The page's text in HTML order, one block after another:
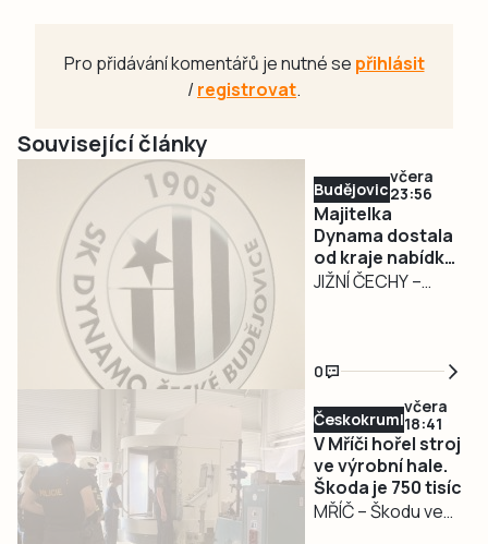
Pro přidávání komentářů je nutné se přihlásit
/registrovat.
Související články
Budějovicko
včera
23:56
Majitelka
Dynama dostala
od kraje nabídku
na odkup akcií za
JIŽNÍ ČECHY –
předložil majitelce
SK Dynamo České
Budějovice
oficiální nabídku
na odkup 144 akcií
společnosti SK
Dynamo České
0
Českokrumlovsko
včera
18:41
V Mříči hořel stroj
ve výrobní hale.
Škoda je 750 tisíc
MŘÍČ – Škodu ve